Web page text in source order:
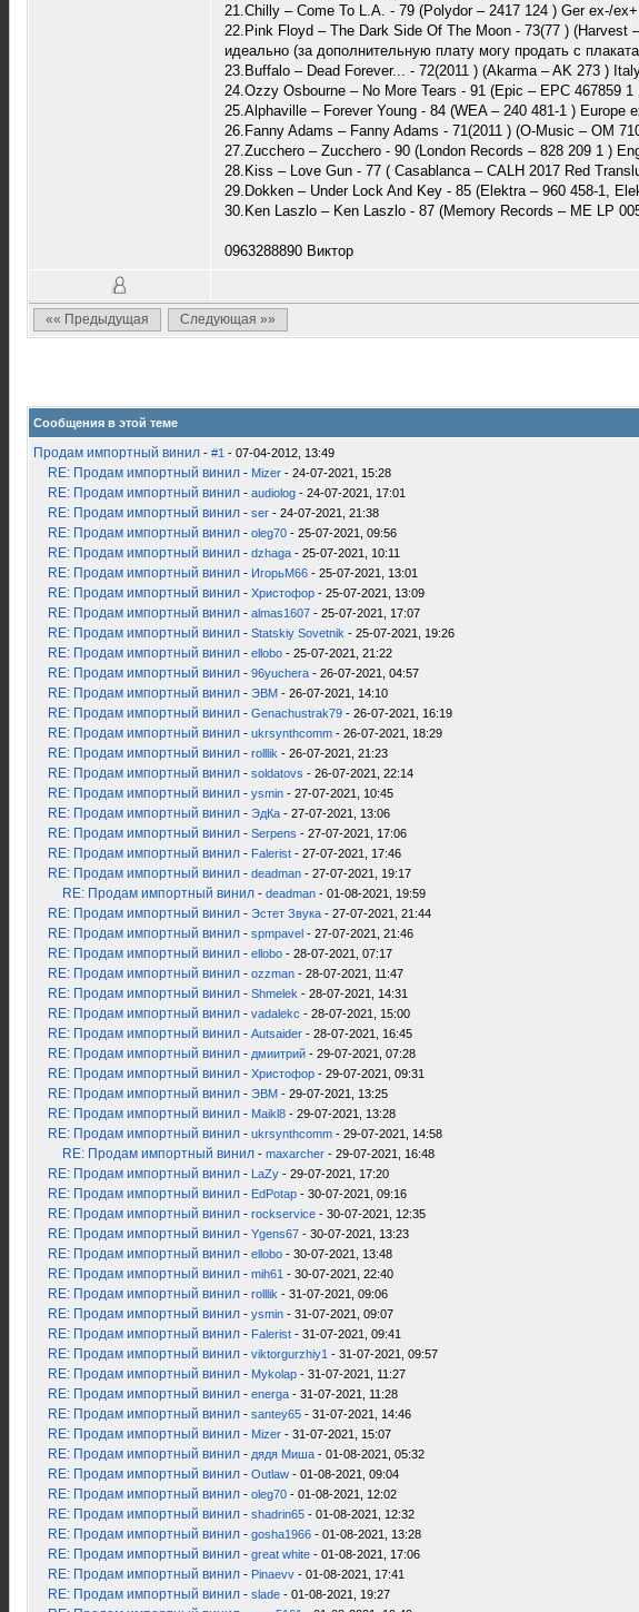
21.Chilly – Come To L.A. - 79 (Polydor ‎– 2417 124 ) Ger ех-/
22.Pink Floyd ‎– The Dark Side Of The Moon - 73(77 )
идеально (за дополнительную плату могу продать с
23.Buffalo ‎– Dead Forever... - 72(2011 ) (Akarma ‎– AK 273 )
24.Ozzy Osbourne – No More Tears - 91 (Epic – EPC 467859
25.Alphaville ‎– Forever Young - 84 (WEA ‎– 240 481-1 ) Europe
26.Fanny Adams – Fanny Adams - 71(2011 ) (O-Music – OM
27.Zucchero ‎– Zucchero - 90 (London Records ‎– 828 209 1 )
28.Kiss – Love Gun - 77 ( Casablanca – CALH 2017 Red
29.Dokken ‎– Under Lock And Key - 85 (Elektra ‎– 960 458-1,
30.Ken Laszlo ‎– Ken Laszlo - 87 (Memory Records ‎– ME LP
0963288890 Виктор
«« Предыдущая
Следующая »»
Сообщения в этой теме
Продам импортный винил - #1 - 07-04-2012, 13:49
RE: Продам импортный винил - Mizer - 24-07-2021, 15:28
RE: Продам импортный винил - audiolog - 24-07-2021, 17:01
RE: Продам импортный винил - ser - 24-07-2021, 21:38
RE: Продам импортный винил - oleg70 - 25-07-2021, 09:56
RE: Продам импортный винил - dzhaga - 25-07-2021, 10:11
RE: Продам импортный винил - ИгорьМ66 - 25-07-2021, 13:01
RE: Продам импортный винил - Христофор - 25-07-2021, 13:09
RE: Продам импортный винил - almas1607 - 25-07-2021, 17:07
RE: Продам импортный винил - Statskiy Sovetnik - 25-07-2021, 19:26
RE: Продам импортный винил - ellobo - 25-07-2021, 21:22
RE: Продам импортный винил - 96yuchera - 26-07-2021, 04:57
RE: Продам импортный винил - ЭВМ - 26-07-2021, 14:10
RE: Продам импортный винил - Genachustrak79 - 26-07-2021, 16:19
RE: Продам импортный винил - ukrsynthcomm - 26-07-2021, 18:29
RE: Продам импортный винил - rolllik - 26-07-2021, 21:23
RE: Продам импортный винил - soldatovs - 26-07-2021, 22:14
RE: Продам импортный винил - ysmin - 27-07-2021, 10:45
RE: Продам импортный винил - ЭдКа - 27-07-2021, 13:06
RE: Продам импортный винил - Serpens - 27-07-2021, 17:06
RE: Продам импортный винил - Falerist - 27-07-2021, 17:46
RE: Продам импортный винил - deadman - 27-07-2021, 19:17
RE: Продам импортный винил - deadman - 01-08-2021, 19:59
RE: Продам импортный винил - Эстет Звука - 27-07-2021, 21:44
RE: Продам импортный винил - spmpavel - 27-07-2021, 21:46
RE: Продам импортный винил - ellobo - 28-07-2021, 07:17
RE: Продам импортный винил - ozzman - 28-07-2021, 11:47
RE: Продам импортный винил - Shmelek - 28-07-2021, 14:31
RE: Продам импортный винил - vadalekc - 28-07-2021, 15:00
RE: Продам импортный винил - Autsaider - 28-07-2021, 16:45
RE: Продам импортный винил - дмиитрий - 29-07-2021, 07:28
RE: Продам импортный винил - Христофор - 29-07-2021, 09:31
RE: Продам импортный винил - ЭВМ - 29-07-2021, 13:25
RE: Продам импортный винил - Maikl8 - 29-07-2021, 13:28
RE: Продам импортный винил - ukrsynthcomm - 29-07-2021, 14:58
RE: Продам импортный винил - maxarcher - 29-07-2021, 16:48
RE: Продам импортный винил - LaZy - 29-07-2021, 17:20
RE: Продам импортный винил - EdPotap - 30-07-2021, 09:16
RE: Продам импортный винил - rockservice - 30-07-2021, 12:35
RE: Продам импортный винил - Ygens67 - 30-07-2021, 13:23
RE: Продам импортный винил - ellobo - 30-07-2021, 13:48
RE: Продам импортный винил - mih61 - 30-07-2021, 22:40
RE: Продам импортный винил - rolllik - 31-07-2021, 09:06
RE: Продам импортный винил - ysmin - 31-07-2021, 09:07
RE: Продам импортный винил - Falerist - 31-07-2021, 09:41
RE: Продам импортный винил - viktorgurzhiy1 - 31-07-2021, 09:57
RE: Продам импортный винил - Mykolap - 31-07-2021, 11:27
RE: Продам импортный винил - energa - 31-07-2021, 11:28
RE: Продам импортный винил - santey65 - 31-07-2021, 14:46
RE: Продам импортный винил - Mizer - 31-07-2021, 15:07
RE: Продам импортный винил - дядя Миша - 01-08-2021, 05:32
RE: Продам импортный винил - Outlaw - 01-08-2021, 09:04
RE: Продам импортный винил - oleg70 - 01-08-2021, 12:02
RE: Продам импортный винил - shadrin65 - 01-08-2021, 12:32
RE: Продам импортный винил - gosha1966 - 01-08-2021, 13:28
RE: Продам импортный винил - great white - 01-08-2021, 17:06
RE: Продам импортный винил - Pinaevv - 01-08-2021, 17:41
RE: Продам импортный винил - slade - 01-08-2021, 19:27